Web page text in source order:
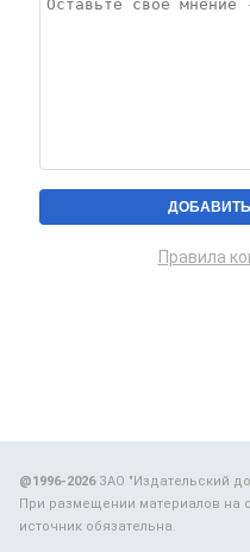
Правила
@1996-2026ЗАО "Издательский
При размещении материалов на
источник обязательна.